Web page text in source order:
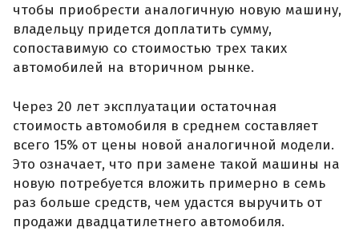
чтобы приобрести аналогичную новую машину,
владельцу придется доплатить сумму,
сопоставимую со стоимостью трех таких
автомобилей на вторичном рынке.
Через 20 лет эксплуатации остаточная
стоимость автомобиля в среднем составляет
всего 15% от цены новой аналогичной модели.
Это означает, что при замене такой машины на
новую потребуется вложить примерно в семь
раз больше средств, чем удастся выручить от
продажи двадцатилетнего автомобиля.